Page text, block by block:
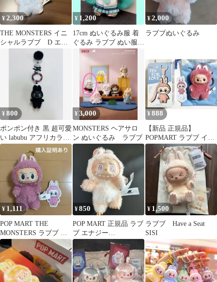
¥2,300
THE MONSTERS イニ
シャルラブブ D エラ
¥ 1,200
17cm ぬいぐるみ服 着
ぐるみ ラブブ ぬい服
かわいい 推し活 ぬい活
¥2,000
ラブブぬいぐるみ
¥800
ポンポン付き 黒 超可愛
い labubu アフリカラブ
ブキーホルダー 真っ黒
¥3,000
MONSTERS ヘアサロ
ン ぬいぐるみ ラブブ
¥ 888
【新品 正規品】
POPMART ラブブ イニ
シャル Q
¥ 1,111
POP MART THE
MONSTERS ラブブ マ
カロン ピンク
¥850
POP MART 正規品 ラブ
ブ エナジー
HAPPINESS
¥ 1,500
ラブブ Have a Seat
SISI